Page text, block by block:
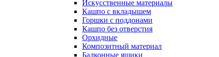
Искусственные материалы
Кашпо с вкладышем
Горшки с поддонами
Кашпо без отверстия
Орхидные
Композитный материал
Балконные ящики